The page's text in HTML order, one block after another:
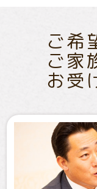
ご希
ご家
お受